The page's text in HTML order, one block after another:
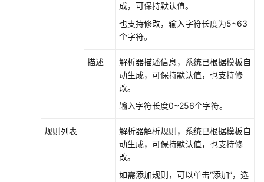
成，可保持默认值。
也支持修改，输入字符长度为5~63
个字符。
描述
解析器描述信息，系统已根据模板自
动生成，可保持默认值，也支持修
改。
输入字符长度0~256个字符。
规则列表
解析器解析规则，系统已根据模板自
动生成，可保持默认值，也支持修
改。
如需添加规则，可以单击“添加”，选